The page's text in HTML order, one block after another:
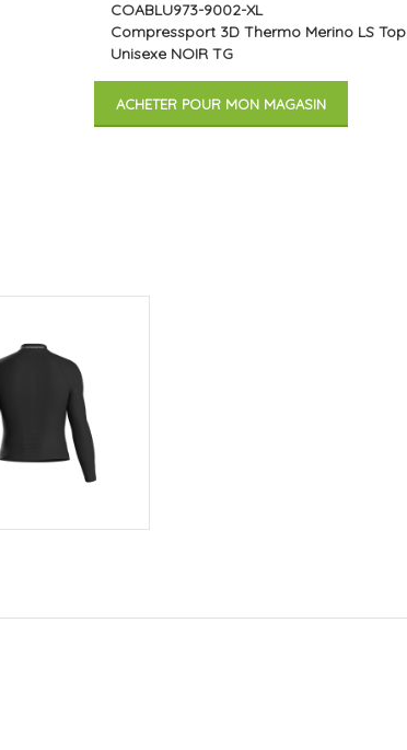
COABLU973-9002-XL
Compressport 3D Thermo Merino LS Top
Unisexe NOIR TG
ACHETER POUR MON MAGASIN